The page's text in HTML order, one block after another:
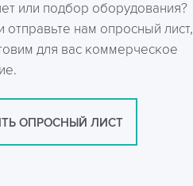
или подбор оборудования?
отправьте нам опросный лист,
для вас коммерческое
ОПРОСНЫЙ ЛИСТ